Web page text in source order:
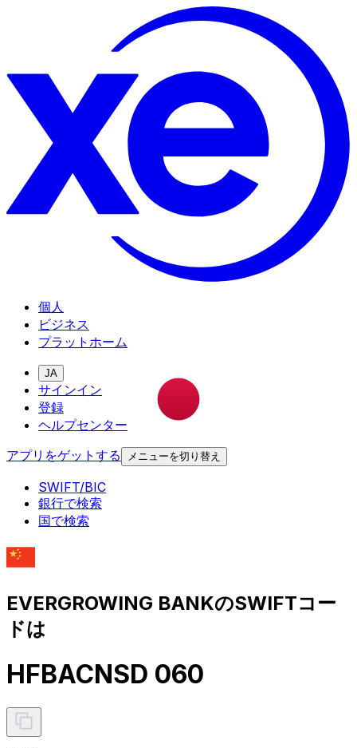
個人
ビジネス
プラットホーム
JA
サインイン
登録
ヘルプセンター
アプリをゲットする
メニューを切り替え
SWIFT/BIC
銀行で検索
国で検索
EVERGROWING BANKのSWIFTコー
ドは
HFBACNSD 060